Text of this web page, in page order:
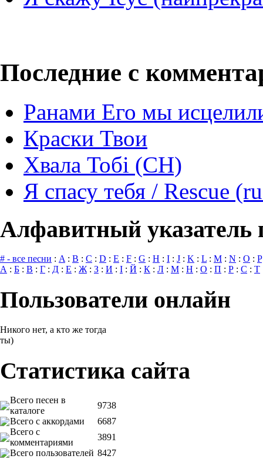
Последние с
Ранами Его мы
Краски Твои
Хвала Тобі (СН)
Я спасу тебя / Rescue
Алфавитный указатель
# - все песни : A : B : C : D : E : F : G : H : I : J : K : L : M : N : O : P
А : Б : В : Г : Д : Е : Ж : З : И : І : Й : К : Л : М : Н : О : П : Р : С : Т
Пользователи онлайн
Никого нет, а кто же тогда
ты)
Статистика сайта
Всего песен в
каталоге
9738
Всего с аккордами
6687
Всего с
комментариями
3891
Всего пользователей 8427